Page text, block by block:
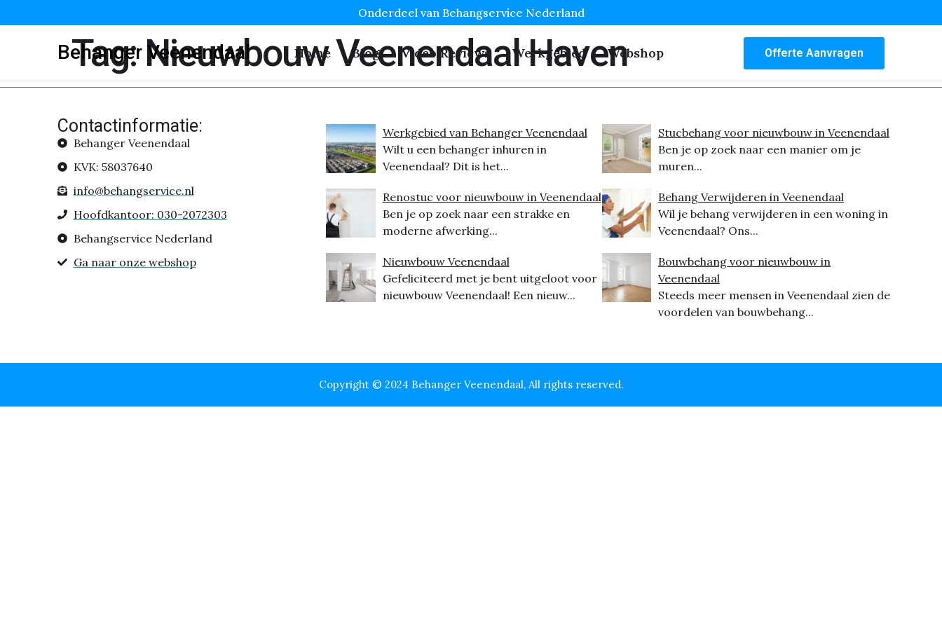
Onderdeel van Behangservice Nederland
Behanger Veenendaal Home Blog Video Reviews Werkgebied Webshop Offerte Aanvragen
Tag:Nieuwbouw Veenendaal Haven
Contactinformatie:
Behanger Veenendaal
KVK: 58037640
info@behangservice.nl
Hoofdkantoor: 030-2072303
Behangservice Nederland
Ga naar onze webshop
Werkgebied van Behanger Veenendaal
Wilt u een behanger inhuren in
Veenendaal? Dit is het...
Renostuc voor nieuwbouw in Veenendaal
Ben je op zoek naar een strakke en
moderne afwerking...
Nieuwbouw Veenendaal
Gefeliciteerd met je bent uitgeloot voor
nieuwbouw Veenendaal! Een nieuw...
Stucbehang voor nieuwbouw in Veenendaal
Ben je op zoek naar een manier om je
muren...
Behang Verwijderen in Veenendaal
Wil je behang verwijderen in een woning in
Veenendaal? Ons...
Bouwbehang voor nieuwbouw in
Veenendaal
Steeds meer mensen in Veenendaal zien de
voordelen van bouwbehang...
Copyright © 2024 Behanger Veenendaal, All rights reserved.